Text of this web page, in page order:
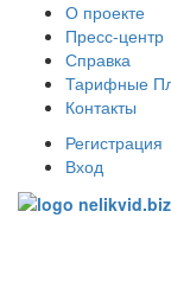
О проекте
Пресс-центр
Справка
Тарифные
Контакты
Регистрация
Вход